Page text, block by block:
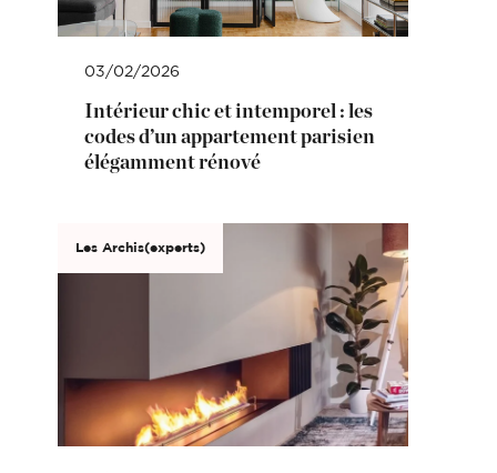
03/02/2026
Intérieur chic et intemporel : les
codes d’un appartement parisien
élégamment rénové
Les Archis(experts)